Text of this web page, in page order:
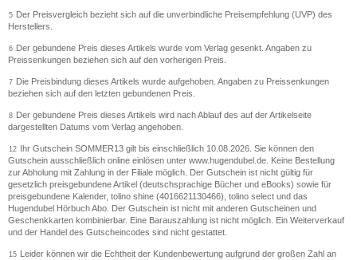
5 Der Preisvergleich bezieht sich auf die unverbindliche Preisempfehlung (UVP) des
Herstellers.
6 Der gebundene Preis dieses Artikels wurde vom Verlag gesenkt. Angaben zu
Preissenkungen beziehen sich auf den vorherigen Preis.
7 Die Preisbindung dieses Artikels wurde aufgehoben. Angaben zu Preissenkungen
beziehen sich auf den letzten gebundenen Preis.
8 Der gebundene Preis dieses Artikels wird nach Ablauf des auf der Artikelseite
dargestellten Datums vom Verlag angehoben.
12 Ihr Gutschein SOMMER13 gilt bis einschließlich 10.08.2026. Sie können den
Gutschein ausschließlich online einlösen unter www.hugendubel.de. Keine Bestellung
zur Abholung mit Zahlung in der Filiale möglich. Der Gutschein ist nicht gültig für
gesetzlich preisgebundene Artikel (deutschsprachige Bücher und eBooks) sowie für
preisgebundene Kalender, tolino shine (4016621130466), tolino select und das
Hugendubel Hörbuch Abo. Der Gutschein ist nicht mit anderen Gutscheinen und
Geschenkkarten kombinierbar. Eine Barauszahlung ist nicht möglich. Ein Weiterverkauf
und der Handel des Gutscheincodes sind nicht gestattet.
15 Leider können wir die Echtheit der Kundenbewertung aufgrund der großen Zahl an